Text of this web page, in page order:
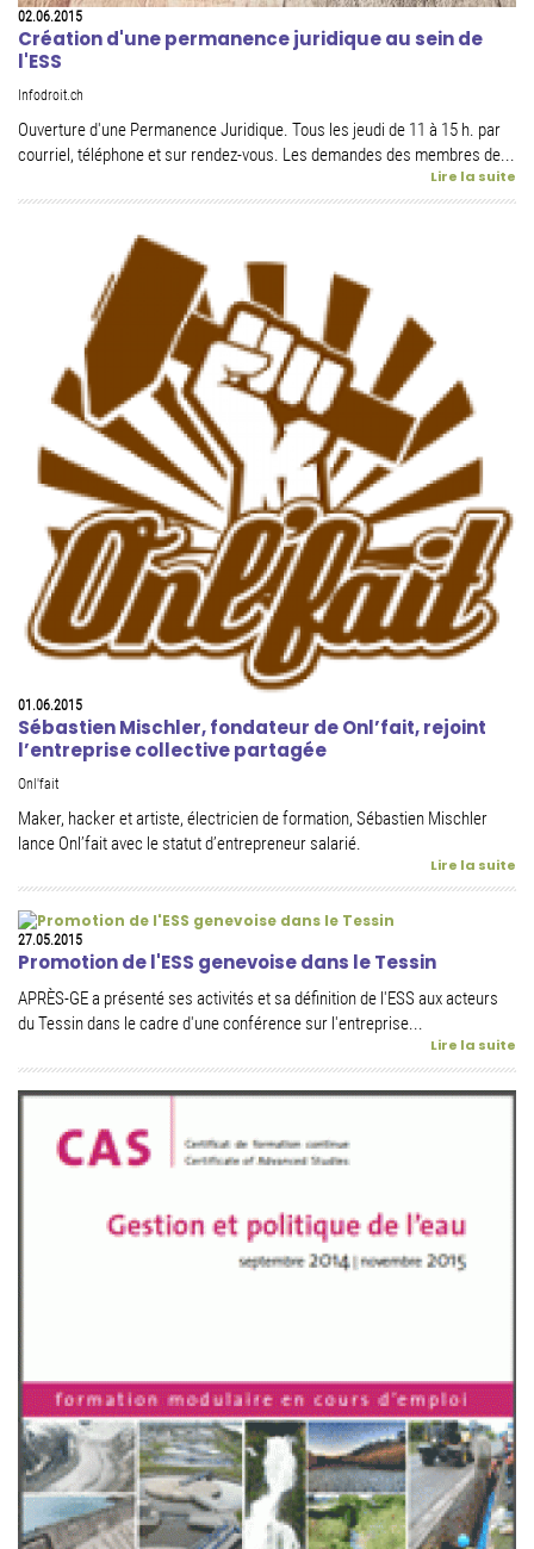
02.06.2015
Création d'une permanence juridique au sein de
l'ESS
Infodroit.ch
Ouverture d'une Permanence Juridique. Tous les jeudi de 11 à 15 h. par
courriel, téléphone et sur rendez-vous. Les demandes des membres de...
Lire la suite
01.06.2015
Sébastien Mischler, fondateur de Onl’fait, rejoint
l’entreprise collective partagée
Onl'fait
Maker, hacker et artiste, électricien de formation, Sébastien Mischler
lance Onl’fait avec le statut d’entrepreneur salarié.
Lire la suite
27.05.2015
Promotion de l'ESS genevoise dans le Tessin
APRÈS-GE a présenté ses activités et sa définition de l'ESS aux acteurs
du Tessin dans le cadre d'une conférence sur l'entreprise...
Lire la suite